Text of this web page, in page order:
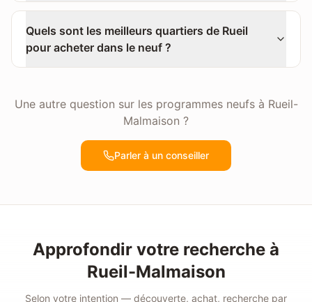
Quels sont les meilleurs quartiers de Rueil
pour acheter dans le neuf ?
Une autre question sur les programmes neufs à Rueil-
Malmaison ?
Parler à un conseiller
Approfondir votre recherche à
Rueil-Malmaison
Selon votre intention — découverte, achat, recherche par